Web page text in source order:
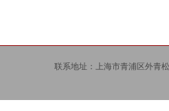
联系地址：上海市青浦区外青